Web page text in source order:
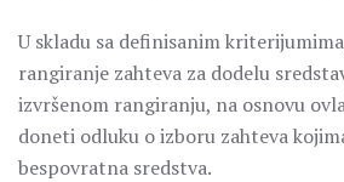
U skladu sa definisanim
rangiranje zahteva za dodelu
izvršenom rangiranju, na osnovu
doneti odluku o izboru zahteva
bespovratna sredstva.